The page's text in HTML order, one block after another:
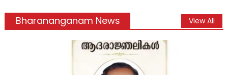
Bharananganam News View All